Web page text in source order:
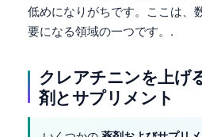
低めになりがちです。ここは、
要になる領域の一つです。.
クレアチニンを上げ
剤とサプリメント